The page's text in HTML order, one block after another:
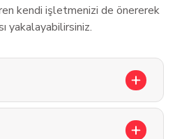
kendi işletmenizi de önererek
yakalayabilirsiniz.